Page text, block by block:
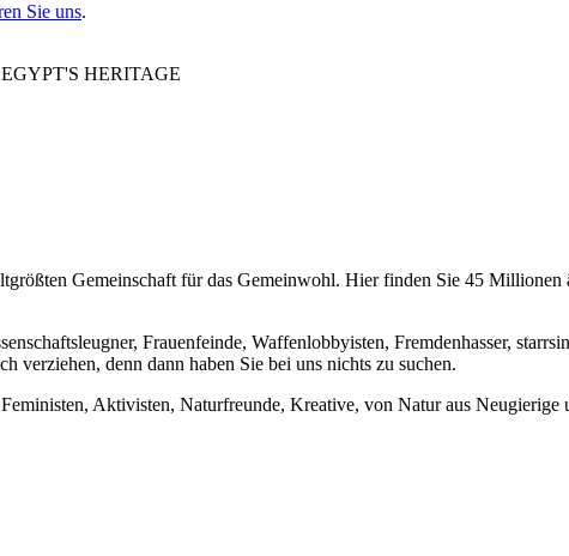
Sie uns.
HERITAGE
Gemeinschaft für das Gemeinwohl. Hier finden Sie 45
Frauenfeinde, Waffenlobbyisten, Fremdenhasser,
verziehen, denn dann haben Sie bei uns nichts zu suchen.
Aktivisten, Naturfreunde, Kreative, von Natur aus